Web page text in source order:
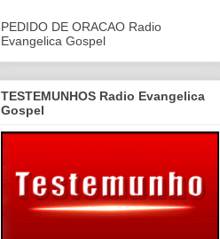
PEDIDO DE ORACAO Radio
Evangelica Gospel
TESTEMUNHOS Radio Evangelica
Gospel